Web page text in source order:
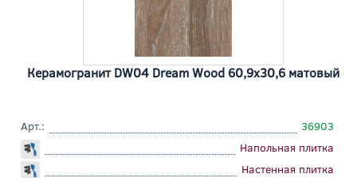
Керамогранит DW04 Dream Wood 60,9x30,6 матовый
Арт.:
36903
Напольная плитка
Настенная плитка